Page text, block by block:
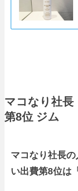
マコなり社長
第8位 ジム
マコなり社長
い出費第8位は